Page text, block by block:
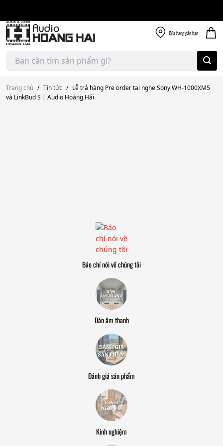
content
Cửa hànggần bạn
Tìm
kiếm:
Trang chủ / Tin tức / Lễ trả hàng Pre order tai nghe Sony WH-1000XM5
và LinkBud S | Audio Hoàng Hải
Báo chí nói về chúng tôi
Dàn âm thanh
Đánh giá sản phẩm
Kinh nghiệm